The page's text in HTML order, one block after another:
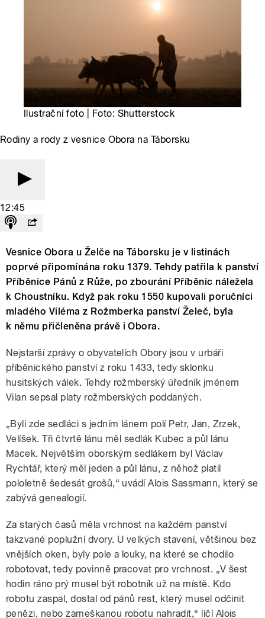
Ilustrační foto | Foto: Shutterstock
Rodiny a rody z vesnice Obora na Táborsku
12:45
Vesnice Obora u Želče na Táborsku je v listinách
poprvé připomínána roku 1379. Tehdy patřila k panství
Příběnice Pánů z Růže, po zbourání Příběnic náležela
k Choustníku. Když pak roku 1550 kupovali poručníci
mladého Viléma z Rožmberka panství Želeč, byla
k němu přičleněna právě i Obora.
Nejstarší zprávy o obyvatelích Obory jsou v urbáři
příběnického panství z roku 1433, tedy sklonku
husitských válek. Tehdy rožmberský úředník jménem
Vilan sepsal platy rožmberských poddaných.
„Byli zde sedláci s jedním lánem polí Petr, Jan, Zrzek,
Velíšek. Tři čtvrtě lánu měl sedlák Kubec a půl lánu
Macek. Největším oborským sedlákem byl Václav
Rychtář, který měl jeden a půl lánu, z něhož platil
pololetně šedesát grošů,“ uvádí Alois Sassmann, který se
zabývá genealogií.
Za starých časů měla vrchnost na každém panství
takzvané poplužní dvory. U velkých stavení, většinou bez
vnějších oken, byly pole a louky, na které se chodilo
robotovat, tedy povinně pracovat pro vrchnost. „V šest
hodin ráno prý musel být robotník už na místě. Kdo
robotu zaspal, dostal od pánů rest, který musel odčinit
penězi, nebo zameškanou robotu nahradit,“ líčí Alois